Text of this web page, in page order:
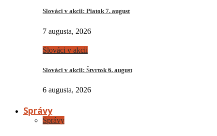
Slováci v akcii: Piatok 7. august
7 augusta, 2026
Slováci v akcii
Slováci v akcii: Štvrtok 6. august
6 augusta, 2026
Správy
Správy